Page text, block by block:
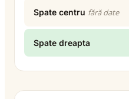
Spate centru fără date
Spate dreapta